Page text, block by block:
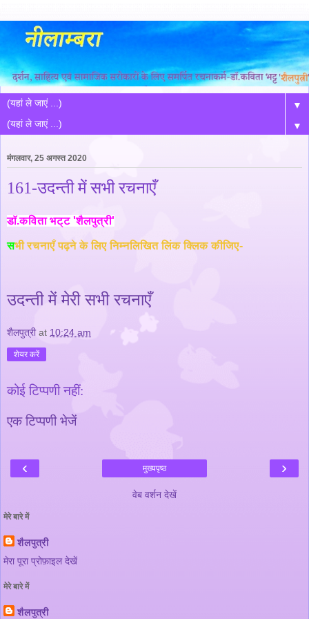
▼
▼
मंगलवार, 25 अगस्त 2020
161-उदन्ती में सभी रचनाएँ
डॉ.कविता भट्ट 'शैलपुत्री'
सभी रचनाएँ पढ़ने के लिए निम्नलिखित लिंक क्लिक कीजिए-
उदन्ती में मेरी सभी रचनाएँ
शैलपुत्री at 10:24 am
शेयर करें
कोई टिप्पणी नहीं:
एक टिप्पणी भेजें
‹ ›
मुख्यपृष्ठ
वेब वर्शन देखें
मेरे बारे में
शैलपुत्री
मेरा पूरा प्रोफ़ाइल देखें
मेरे बारे में
शैलपुत्री